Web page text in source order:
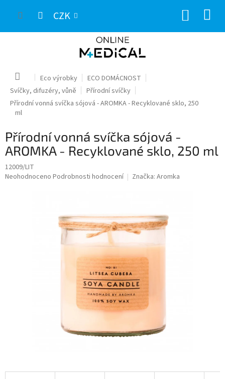
CZK
Domů Eco výrobky
ECO DOMÁCNOST
Svíčky, difuzéry, vůně
Přírodní svíčky
Přírodní vonná svíčka sójová - AROMKA - Recyklované sklo, 250
ml
Přírodní vonná svíčka sójová -
AROMKA - Recyklované sklo, 250 ml
12009/LIT
Průměrné
Neohodnoceno Podrobnosti hodnocení Značka: Aromka